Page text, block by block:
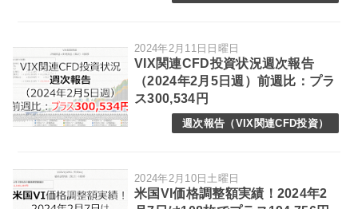
2024年2月11日日曜日
VIX関連CFD投資状況週次報告
（2024年2月5日週）前週比：プラ
ス300,534円
週次報告（VIX関連CFD投資）
2024年2月10日土曜日
米国VI価格調整額実績！2024年2